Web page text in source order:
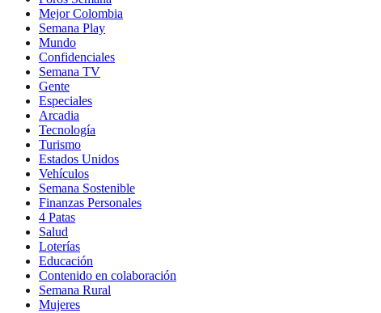
Mejor Colombia
Semana Play
Mundo
Confidenciales
Semana TV
Gente
Especiales
Arcadia
Tecnología
Turismo
Estados Unidos
Vehículos
Semana Sostenible
Finanzas Personales
4 Patas
Salud
Loterías
Educación
Contenido en colaboración
Semana Rural
Mujeres